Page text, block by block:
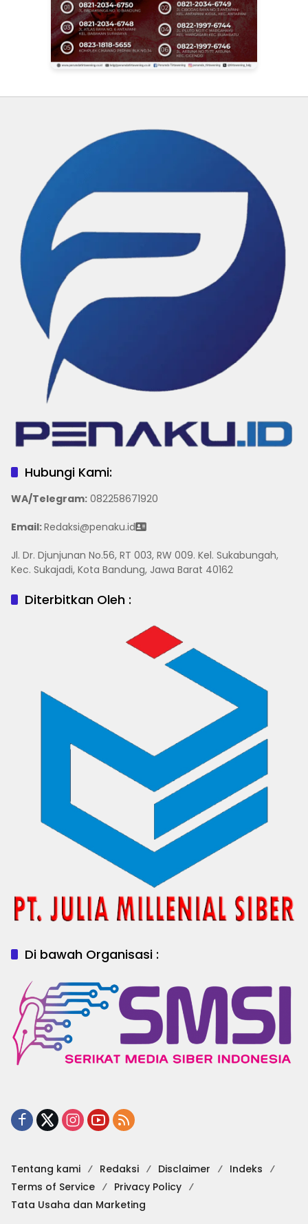
Hubungi Kami:
WA/Telegram: 082258671920
Email:Redaksi@penaku.id
Jl. Dr. Djunjunan No.56, RT 003, RW 009. Kel. Sukabungah,
Kec. Sukajadi, Kota Bandung, Jawa Barat 40162
Diterbitkan Oleh :
Di bawah Organisasi :
Tentang kami Redaksi Disclaimer
Indeks
Terms of Service
Privacy Policy
Tata Usaha dan Marketing